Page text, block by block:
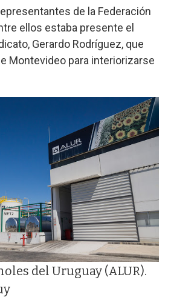
de la Federación
ellos estaba presente el
Gerardo Rodríguez, que
Montevideo para interiorizarse
del Uruguay (ALUR).